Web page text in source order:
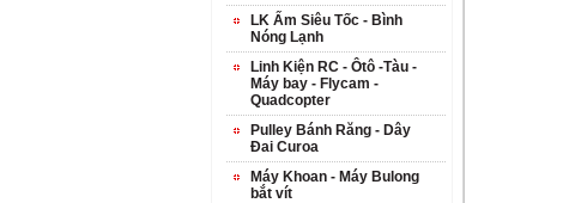
LK Ấm Siêu Tốc - Bình
Nóng Lạnh
Linh Kiện RC - Ôtô -Tàu -
Máy bay - Flycam -
Quadcopter
Pulley Bánh Răng - Dây
Đai Curoa
Máy Khoan - Máy Bulong
bắt vít